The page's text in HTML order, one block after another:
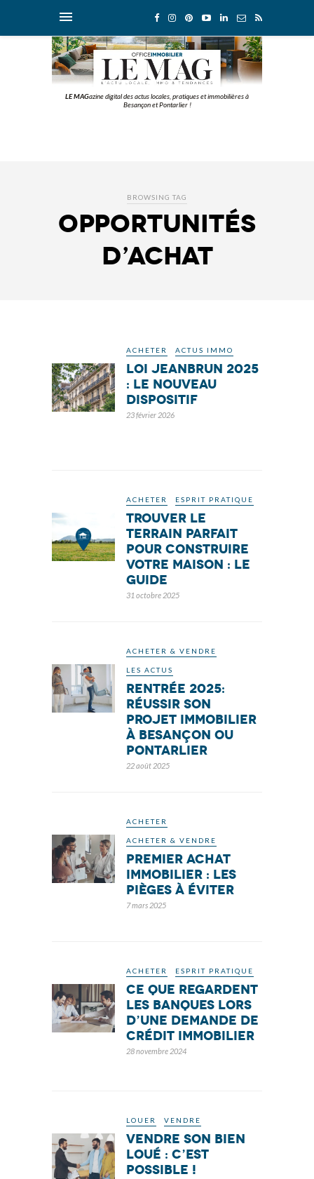
LE MAGazine digital des actus locales, pratiques et immobilières à
Besançon et Pontarlier !
BROWSING TAG
opportunités
d’achat
ACHETER ACTUS IMMO
Loi Jeanbrun 2025
: Le Nouveau
Dispositif
23 février 2026
ACHETER ESPRIT PRATIQUE
trouver LE
terrain parfait
pour construire
votre maison : LE
guide
31 octobre 2025
ACHETER & VENDRE
LES ACTUS
Rentrée 2025:
réussir son
projet immobilier
à Besançon ou
Pontarlier
22 août 2025
ACHETER
ACHETER & VENDRE
Premier achat
immobilier : les
pièges à éviter
7 mars 2025
ACHETER ESPRIT PRATIQUE
Ce que regardent
les banques lors
d’une demande de
crédit immobilier
28 novembre 2024
LOUER VENDRE
Vendre son bien
loué : c’est
possible !